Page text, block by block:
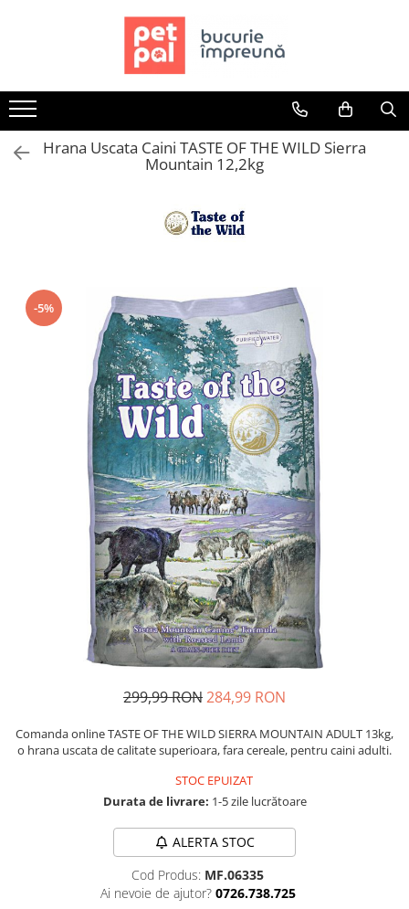
Câini
Hrană Uscată Câini
Câine Junior
Diete Veterinare Câini
Uscată
Recompense Câini
Semi-umede
Îngrijire Câini
Covorașe Igienice Câini
Șampoane Câini
Antiparazitare Câini
Vitamine Câini
Culcușuri & Saltele Câini
Hrana Uscata Caini TASTE OF THE WILD Sierra
Mountain 12,2kg
-5%
299,99 RON284,99 RON
Comanda online TASTE OF THE WILD SIERRA MOUNTAIN ADULT 13kg,
o hrana uscata de calitate superioara, fara cereale, pentru caini adulti.
STOC EPUIZAT
Durata de livrare: 1-5 zile lucrătoare
ALERTA STOC
Cod Produs: MF.06335
Ai nevoie de ajutor? 0726.738.725